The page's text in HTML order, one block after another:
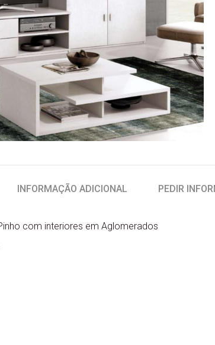
INFORMAÇÃO ADICIONAL PEDIR
com interiores em Aglomerados